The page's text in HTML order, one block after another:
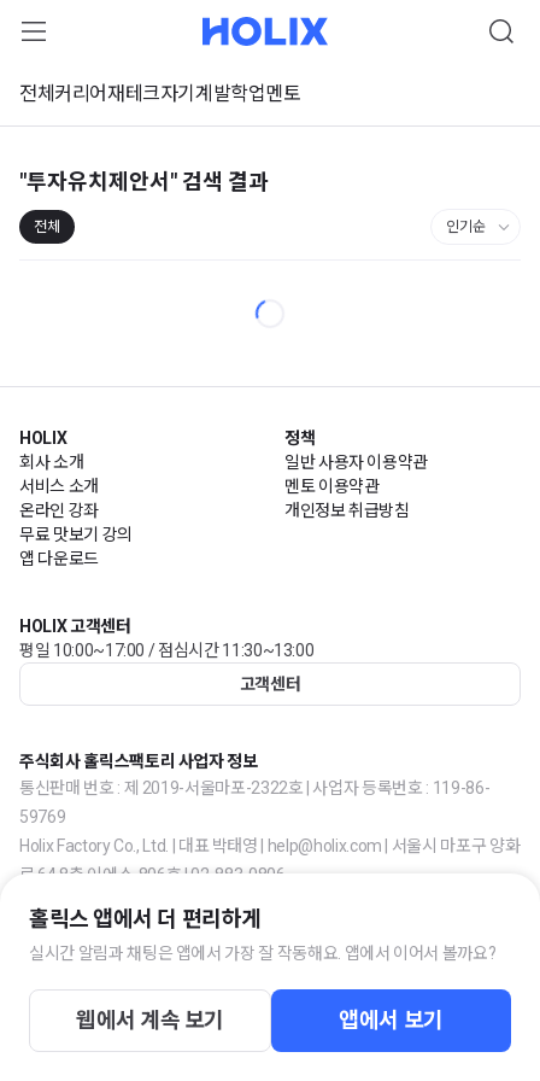
전체 커리어재테크자기계발학업멘토
"투자유치제안서" 검색 결과
전체
HOLIX
회사 소개
서비스 소개
온라인 강좌
무료 맛보기 강의
앱 다운로드
정책
일반 사용자 이용약관
멘토 이용약관
개인정보 취급방침
HOLIX 고객센터
평일 10:00~17:00 / 점심시간 11:30~13:00
고객센터
주식회사 홀릭스팩토리 사업자 정보
통신판매 번호 : 제 2019-서울마포-2322호 | 사업자 등록번호 : 119-86-
59769
Holix Factory Co., Ltd. | 대표 박태영 | help@holix.com | 서울시 마포구 양화
로 64 8층 이에스-806호 | 02-883-0806
홀릭스 앱에서 더 편리하게
실시간 알림과 채팅은 앱에서 가장 잘 작동해요. 앱에서 이어서 볼까요?
웹에서 계속 보기 앱에서 보기